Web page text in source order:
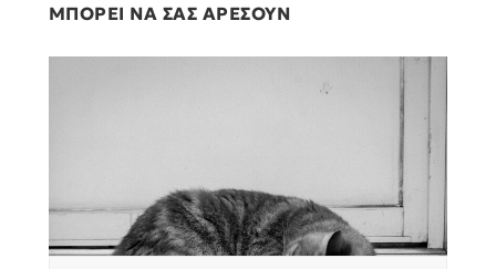
ΜΠΟΡΕΙ ΝΑ ΣΑΣ ΑΡΕΣΟΥΝ